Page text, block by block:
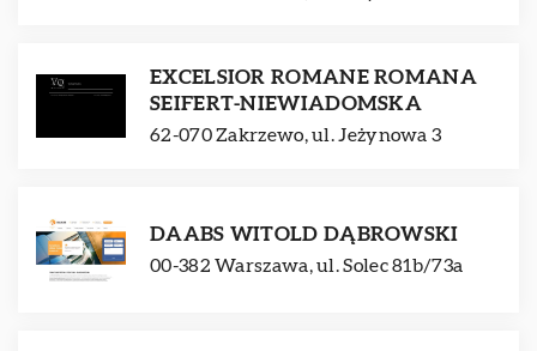
EXCELSIOR ROMANE ROMANA
SEIFERT-NIEWIADOMSKA
62-070 Zakrzewo, ul. Jeżynowa 3
DAABS WITOLD DĄBROWSKI
00-382 Warszawa, ul. Solec 81b/73a